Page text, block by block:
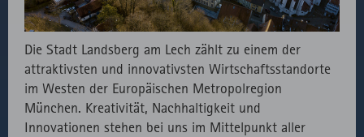
Die Stadt Landsberg am Lech zählt zu einem der
attraktivsten und innovativsten Wirtschaftsstandorte
im Westen der Europäischen Metropolregion
München. Kreativität, Nachhaltigkeit und
Innovationen stehen bei uns im Mittelpunkt aller
Verwendung
des lokal
eingebunden
Fonts.